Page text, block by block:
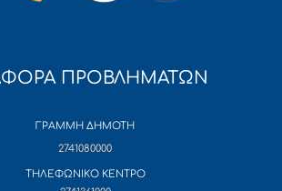
ΠΡΟΒΛΗΜΑΤΩΝ
ΓΡΑΜΜΗ ΔΗΜΟΤΗ
2741080000
ΤΗΛΕΦΩΝΙΚΟ ΚΕΝΤΡΟ